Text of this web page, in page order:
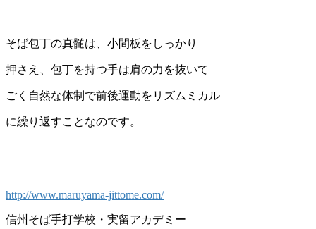
そば包丁の真髄は、小間板をしっかり
押さえ、包丁を持つ手は肩の力を抜いて
ごく自然な体制で前後運動をリズムミカル
に繰り返すことなのです。
http://www.maruyama-jittome.com/
信州そば手打学校・実留アカデミー